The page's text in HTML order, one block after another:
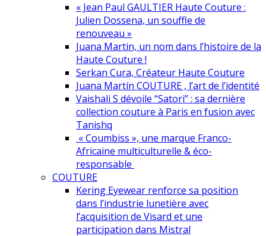
« Jean Paul GAULTIER Haute Couture :
Julien Dossena, un souffle de
renouveau »
Juana Martin, un nom dans l’histoire de la
Haute Couture !
Serkan Cura, Créateur Haute Couture
Juana Martín COUTURE , l’art de l’identité
Vaishali S dévoile “Satori” : sa dernière
collection couture à Paris en fusion avec
Tanishq
« Coumbiss », une marque Franco-
Africaine multiculturelle & éco-
responsable
COUTURE
Kering Eyewear renforce sa position
dans l’industrie lunetière avec
l’acquisition de Visard et une
participation dans Mistral